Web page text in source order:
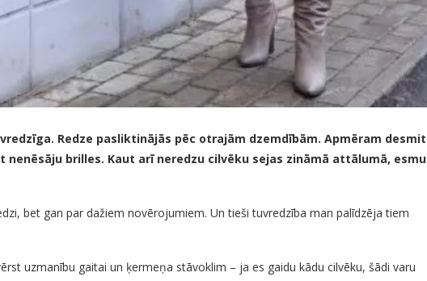
Redze pasliktinājās pēc otrajām dzemdībām. Apmēram desmit
nenēsāju brilles. Kaut arī neredzu cilvēku sejas zināmā attālumā, esmu
bet gan par dažiem novērojumiem. Un tieši tuvredzība man palīdzēja tiem
uzmanību gaitai un ķermeņa stāvoklim – ja es gaidu kādu cilvēku, šādi varu